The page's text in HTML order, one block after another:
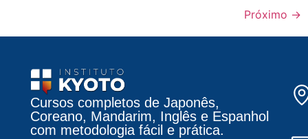
Próximo →
Cursos completos de Japonês,
Coreano, Mandarim, Inglês e Espanhol
com metodologia fácil e prática.